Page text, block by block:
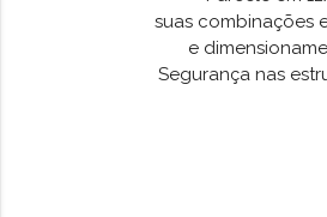
suas combinações
e
Segurança nas